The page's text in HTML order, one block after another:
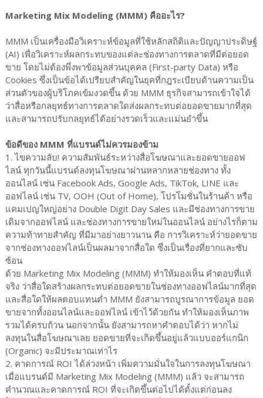
Marketing Mix Modeling (MMM) คืออะไร?
MMM เป็นเครื่องมือวิเคราะห์ข้อมูลที่ใช้หลักสถิติและปัญญาประดิษฐ์
(AI) เพื่อวิเคราะห์ผลกระทบของแต่ละช่องทางการตลาดที่มีต่อยอด
ขาย โดยไม่ต้องพึ่งพาข้อมูลส่วนบุคคล (First-party Data) หรือ
Cookies ซึ่งเป็นข้อได้เปรียบสำคัญในยุคที่กฎระเบียบด้านความเป็น
ส่วนตัวของผู้บริโภคเข้มงวดขึ้น ด้วย MMM ธุรกิจสามารถเข้าใจได้
ว่าสื่อหรือกลยุทธ์ทางการตลาดใดส่งผลกระทบต่อยอดขายมากที่สุด
และสามารถปรับกลยุทธ์ได้อย่างรวดเร็วและแม่นยำขึ้น
ข้อดีของ MMM ที่แบรนด์ไม่ควรมองข้าม
1. ไขความลับ! ความสัมพันธ์ระหว่างสื่อโฆษณาและยอดขายออฟ
ไลน์ ทุกวันนี้แบรนด์ลงทุนโฆษณาผ่านหลากหลายช่องทาง ทั้ง
ออนไลน์ เช่น Facebook Ads, Google Ads, TikTok, LINE และ
ออฟไลน์ เช่น TV, OOH (Out of Home), โปรโมชั่นในร้านค้า หรือ
แคมเปญใหญ่อย่าง Double Digit Day Sales และมีช่องทางการขาย
เดิมจากออฟไลน์ และช่องทางการขายใหม่ในออนไลน์ อย่างไรก็ตาม
ความท้าทายสำคัญ ที่มีมาอย่างยาวนาน คือ การวิเคราะห์ว่ายอดขาย
จากช่องทางออฟไลน์เป็นผลมาจากสื่อใด ซึ่งเป็นเรื่องที่ยากและซับ
ซ้อน
ด้วย Marketing Mix Modeling (MMM) ทำให้มองเห็น คำตอบที่แท้
จริง ว่าสื่อใดสร้างผลกระทบต่อยอดขายในช่องทางออฟไลน์มากที่สุด
และสื่อใดให้ผลตอบแทนต่ำ MMM ยังสามารถบูรณาการข้อมูล ยอด
ขายจากทั้งออนไลน์และออฟไลน์ เข้าไว้ด้วยกัน ทำให้มองเห็นภาพ
รวมได้ครบถ้วน นอกจากนั้น ยังสามารถหาคำตอบได้ว่า หากไม่
ลงทุนในสื่อโฆษณาเลย ยอดขายที่จะเกิดขึ้นอยู่แล้วแบบออร์แกนิก
(Organic) จะมีประมาณเท่าไร
2. คาดการณ์ ROI ได้ล่วงหน้า เพิ่มความมั่นใจในการลงทุนโฆษณา
เมื่อแบรนด์มี Marketing Mix Modeling (MMM) แล้ว จะสามารถ
คำนวณและคาดการณ์ ROI ที่จะเกิดขึ้นต่อไปได้ตั้งแต่ก่อนลง